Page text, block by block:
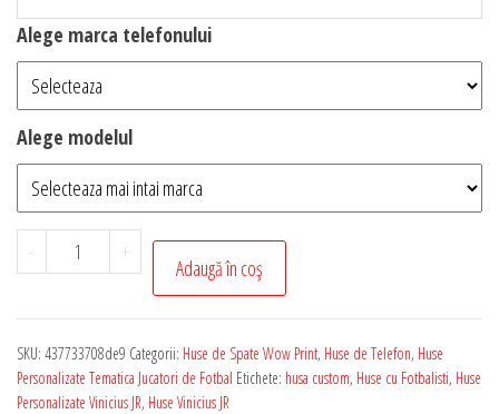
Alege marca telefonului
Alege modelul
-
Cantitate
Husa
Personalizata
cu
+
Adaugă în coș
SKU: 437733708de9 Categorii: Huse de Spate Wow Print, Huse de Telefon, Huse
Personalizate Tematica Jucatori de Fotbal Etichete: husa custom, Huse cu Fotbalisti, Huse
Personalizate Vinicius JR, Huse Vinicius JR